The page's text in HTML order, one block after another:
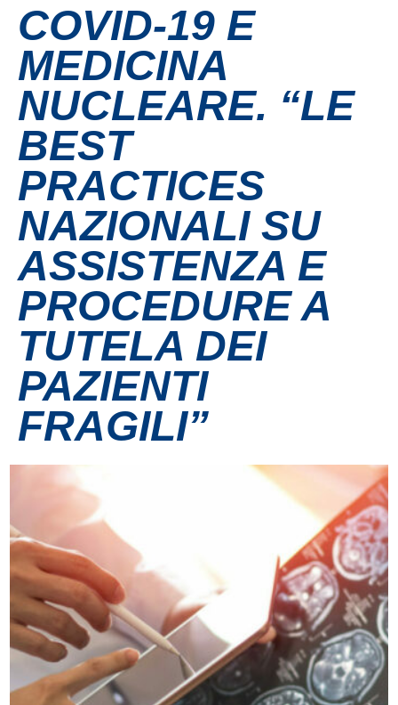
Eventi
Archivio
Contatti
Grandi eventi
Ospedale Virtuale
MotoRare
COVID-19 E
MEDICINA
NUCLEARE. “LE
BEST
PRACTICES
NAZIONALI SU
ASSISTENZA E
PROCEDURE A
TUTELA DEI
PAZIENTI
FRAGILI”